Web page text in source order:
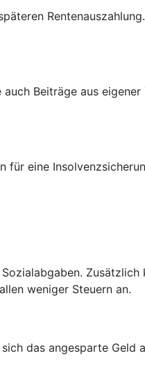
Beiträge aus eigener
für eine
Zusätzlich
weniger Steuern an.
das angesparte Geld